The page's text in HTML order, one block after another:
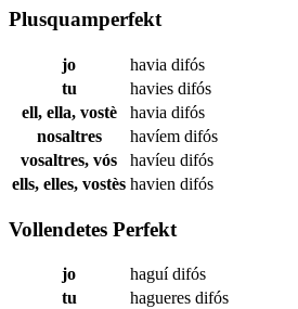
Plusquamperfekt
jo havia difós
tu
havies difós
ell, ella, vostè
havia difós
nosaltres
havíem difós
vosaltres, vós
havíeu difós
ells, elles, vostès havien difós
Vollendetes Perfekt
jo haguídifós
tu
hagueres difós